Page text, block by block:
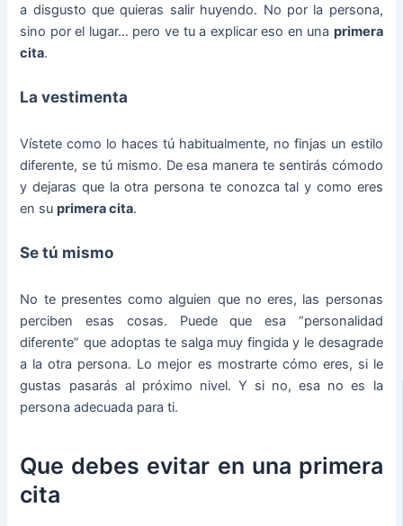
a disgusto que quieras salir huyendo. No por la persona,
sino por el lugar… pero ve tu a explicar eso en una primera
cita.
La vestimenta
Vístete como lo haces tú habitualmente, no finjas un estilo
diferente, se tú mismo. De esa manera te sentirás cómodo
y dejaras que la otra persona te conozca tal y como eres
en suprimera cita.
Se tú mismo
No te presentes como alguien que no eres, las personas
perciben esas cosas. Puede que esa “personalidad
diferente” que adoptas te salga muy fingida y le desagrade
a la otra persona. Lo mejor es mostrarte cómo eres, si le
gustas pasarás al próximo nivel. Y si no, esa no es la
persona adecuada para ti.
Que debes evitar en una primera
cita